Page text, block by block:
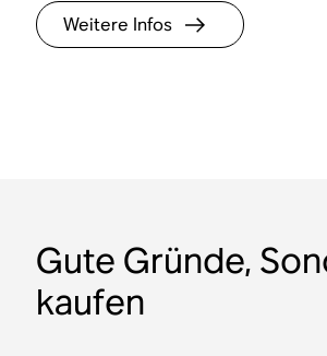
Weitere Infos
Gute Gründe,
kaufen